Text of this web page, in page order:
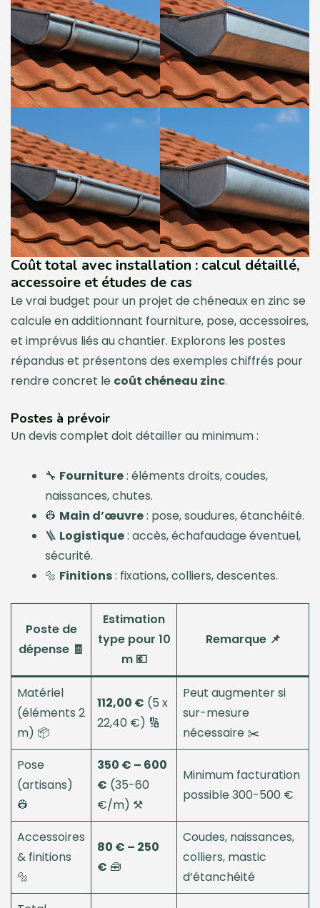
Coût total avec installation : calcul détaillé,
accessoire et études de cas
Le vrai budget pour un projet de chéneaux en zinc se
calcule en additionnant fourniture, pose, accessoires,
et imprévus liés au chantier. Explorons les postes
répandus et présentons des exemples chiffrés pour
rendre concret le coût chéneau zinc.
Postes à prévoir
Un devis complet doit détailler au minimum :
🔧 Fourniture: éléments droits, coudes,
naissances, chutes.
👷 Main d’œuvre: pose, soudures, étanchéité.
🪜 Logistique: accès, échafaudage éventuel,
sécurité.
🔩 Finitions: fixations, colliers, descentes.
Poste de
dépense 🧾
Estimation
type pour 10
m 💶
Remarque 📌
Matériel
(éléments 2
m) 📦
112,00 € (5 x
22,40 €) 🔢
Peut augmenter si
sur-mesure
nécessaire ✂️
Pose
(artisans)
👷
350 € – 600
€ (35-60
€/m) ⚒️
Minimum facturation
possible 300-500 €
Accessoires
& finitions
🔩
80 € – 250
€ 🧰
Coudes, naissances,
colliers, mastic
d’étanchéité